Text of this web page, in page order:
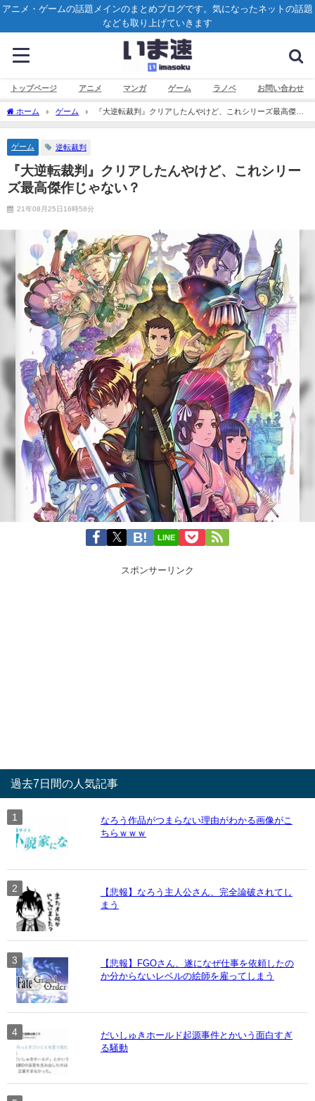
アニメ・ゲームの話題メインのまとめブログです。気になったネットの話題
なども取り上げていきます
トップページ アニメ マンガ ゲーム ラノベ お問い合わせ
ホーム ゲーム
『大逆転裁判』クリアしたんやけど、これシリーズ最高傑作
じゃない？
ゲーム 逆転裁判
『大逆転裁判』クリアしたんやけど、これシリー
ズ最高傑作じゃない？
21年08月25日16時58分
LINE
スポンサーリンク
過去7日間の人気記事
なろう作品がつまらない理由がわかる画像がこ
ちらｗｗｗ
【悲報】なろう主人公さん、完全論破されてし
まう
【悲報】FGOさん、遂になぜ仕事を依頼したの
か分からないレベルの絵師を雇ってしまう
だいしゅきホールド起源事件とかいう面白すぎ
る騒動